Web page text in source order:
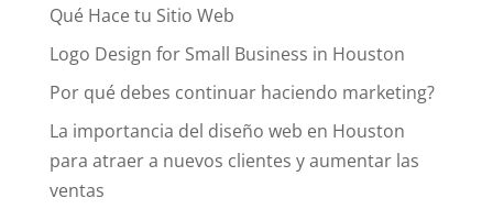
Qué Hace tu Sitio Web
Logo Design for Small Business in Houston
Por qué debes continuar haciendo marketing?
La importancia del diseño web en Houston
para atraer a nuevos clientes y aumentar las
ventas